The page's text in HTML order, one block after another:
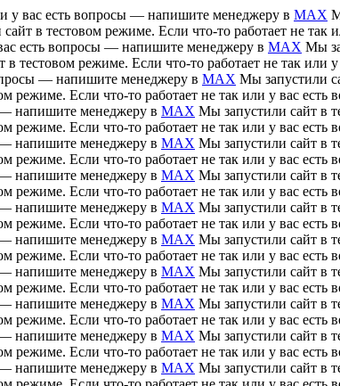
у вас есть вопросы — напишите менеджеру в MAX
в тестовом режиме. Если что-то работает не
есть вопросы — напишите менеджеру в MAX Мы
в тестовом режиме. Если что-то работает не так
— напишите менеджеру в MAX Мы запустили
режиме. Если что-то работает не так или у вас
— напишите менеджеру в MAX Мы запустили сайт в
режиме. Если что-то работает не так или у вас
— напишите менеджеру в MAX Мы запустили сайт в
режиме. Если что-то работает не так или у вас
— напишите менеджеру в MAX Мы запустили сайт в
режиме. Если что-то работает не так или у вас
— напишите менеджеру в MAX Мы запустили сайт в
режиме. Если что-то работает не так или у вас
— напишите менеджеру в MAX Мы запустили сайт в
режиме. Если что-то работает не так или у вас
— напишите менеджеру в MAX Мы запустили сайт в
режиме. Если что-то работает не так или у вас
— напишите менеджеру в MAX Мы запустили сайт в
режиме. Если что-то работает не так или у вас
— напишите менеджеру в MAX Мы запустили сайт в
режиме. Если что-то работает не так или у вас
— напишите менеджеру в MAX Мы запустили сайт в